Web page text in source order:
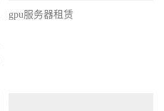
gpu服务器租赁